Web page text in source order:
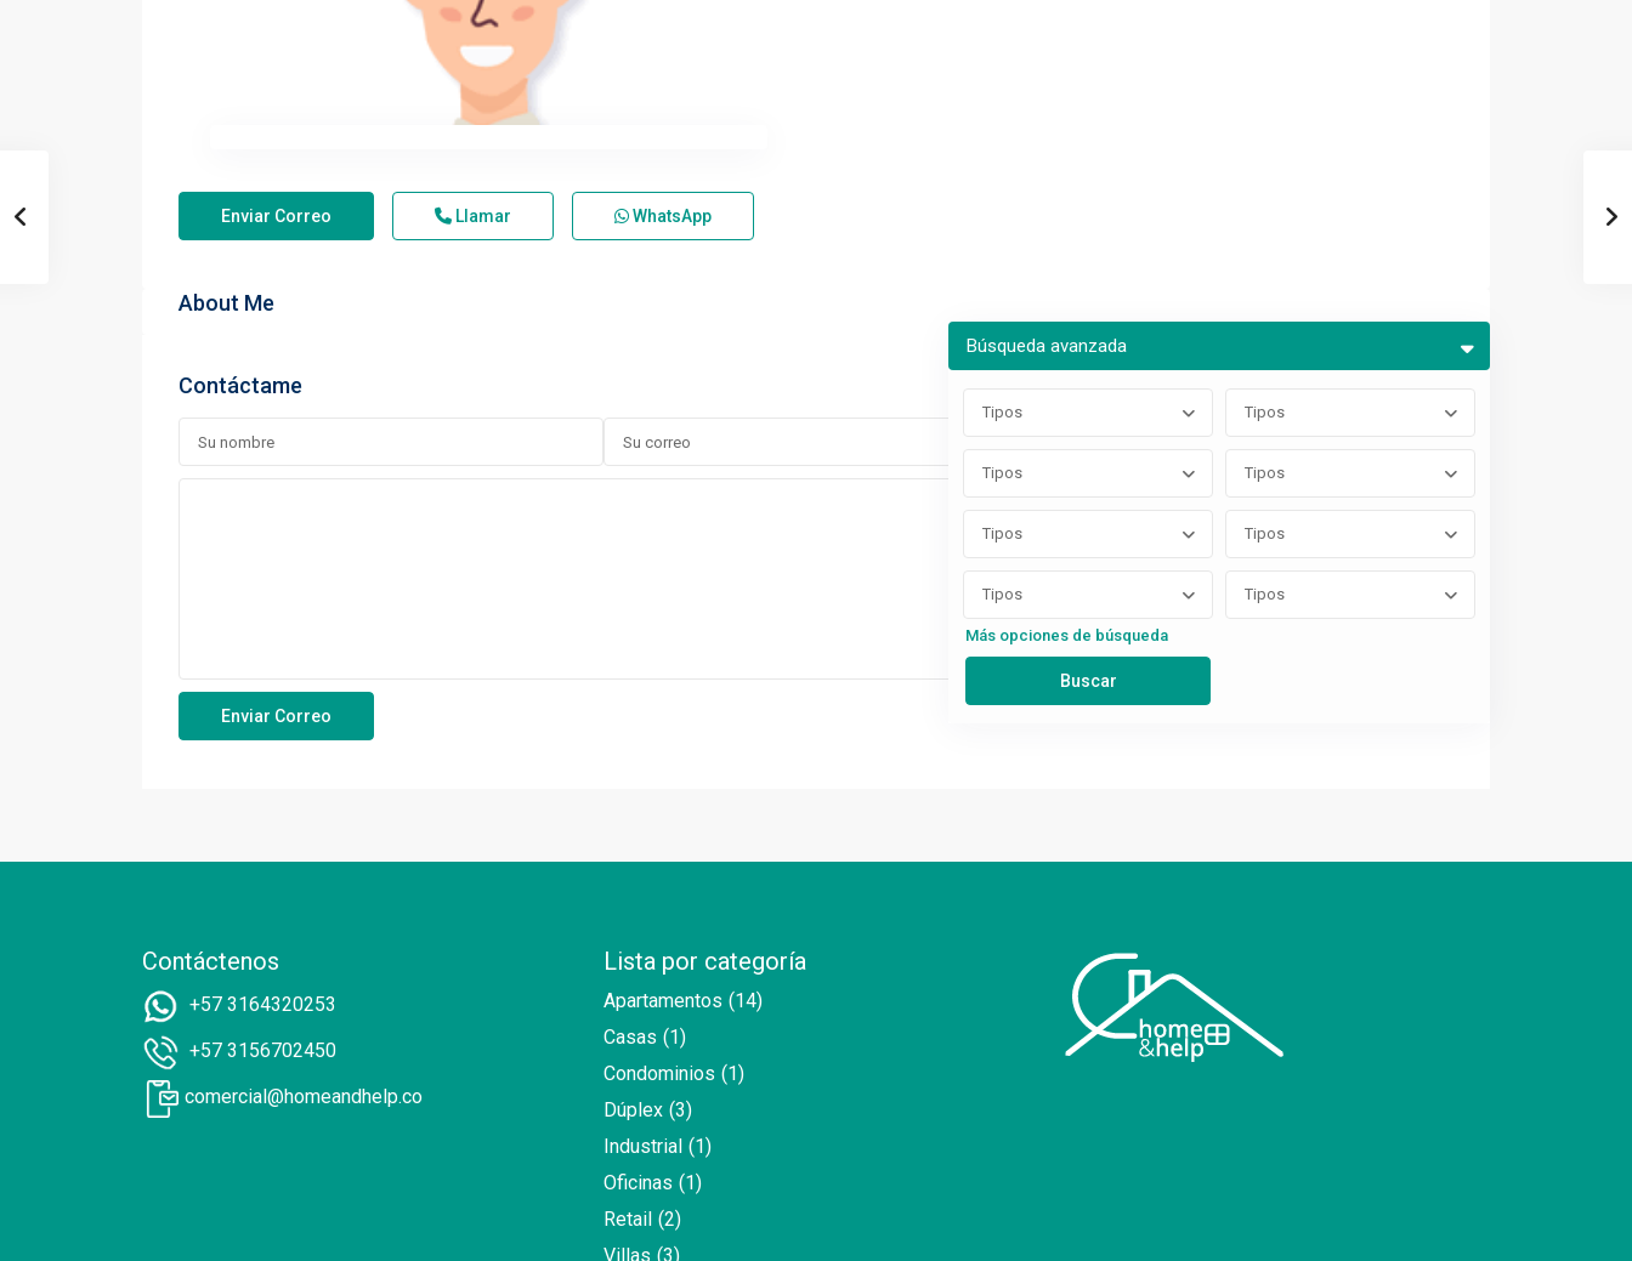
Búsqueda avanzada
Tipos Tipos
Tipos Tipos
Tipos Tipos
Tipos Tipos
Más opciones de búsqueda
Enviar Correo Llamar WhatsApp
About Me
Contáctame
Contáctenos
+57 3164320253
+57 3156702450
comercial@homeandhelp.co
Lista por categoría
Apartamentos (14)
Casas (1)
Condominios (1)
Dúplex (3)
Industrial (1)
Oficinas (1)
Retail (2)
Villas (3)